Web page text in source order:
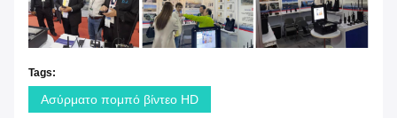
Tags:
Ασύρματο πομπό βίντεο HD